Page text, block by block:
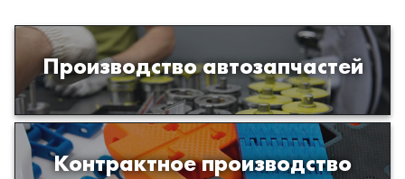
Производство автозапчастей
Разработка и производство деталей
из эластомеров для подвески
автомобиля
Контрактное производство
Производство изделий из пластиков
и полимеров по образцам либо